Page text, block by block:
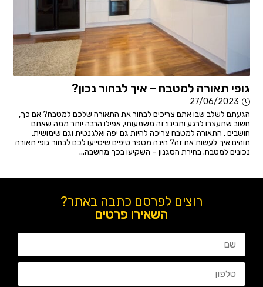
גופי תאורה למטבח – איך לבחור נכון?
27/06/2023
הגעתם לשלב שבו אתם צריכים לבחור את התאורה שלכם למטבח? אם כך,
חשוב שתעצרו לרגע ותבינו: זה משמעותי, אפילו הרבה יותר ממה שאתם
חושבים . התאורה למטבח צריכה להיות גם יפה ואלגנטית וגם שימושית.
תוהים איך לעשות את זה? הינה מספר טיפים שיסייעו לכם לבחור גופי תאורה
נכונים למטבח. בחירת הסגנון – השקיעו בכך מחשבה...
רוצים לפרסם כתבה באתר?
השאירו פרטים